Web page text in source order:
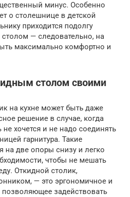
минус. Особенно
о столешнице в детской
приходится подолгу
столом — следовательно, на
максимально комфортно и
столом своими
на кухне может быть даже
решение в случае, когда
не хочется и не надо соединять
гарнитура. Такие
две опоры снизу и легко
чтобы не мешать
Откидной столик,
— это эргономичное и
задействовать